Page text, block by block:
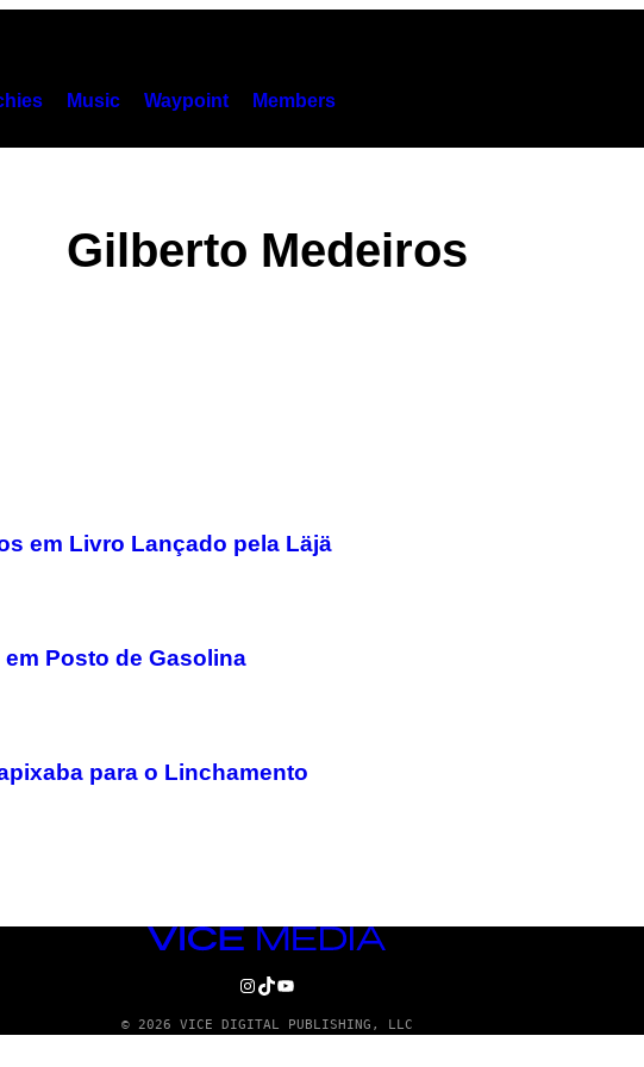
Music Waypoint Members
Gilberto Medeiros
em Livro Lançado pela Läjä
Posto de Gasolina
para o Linchamento
VICE
INSTAGRAM
TIKTOK
YOUTUBE
© 2026 VICE DIGITAL PUBLISHING, LLC